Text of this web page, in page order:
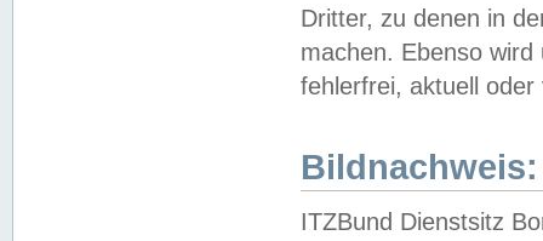
Dritter, zu denen in
machen. Ebenso
fehlerfrei, aktuell oder
Bildnachweis:
ITZBund Dienstsitz